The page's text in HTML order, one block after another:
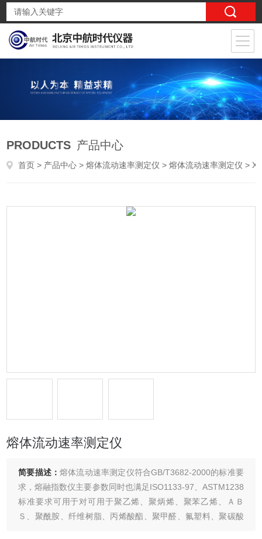
PRODUCTS 产品中心
首页 > 产品中心 >熔体流动速率测定仪 >熔体流动速率测定仪 > XNR400B型熔体流动速率测定仪
熔体流动速率测定仪
简要描述：熔体流动速率测定仪符合GB/T3682-2000的标准要
求，熔融指数仪主要参数同时也满足ISO1133-97、ASTM1238
标准要求可用于对可用于聚乙烯、聚炳烯、聚苯乙烯、ＡＢ
Ｓ、聚酰胺、纤维树脂、丙烯酸酯、聚甲醛、氟塑料、聚碳酸